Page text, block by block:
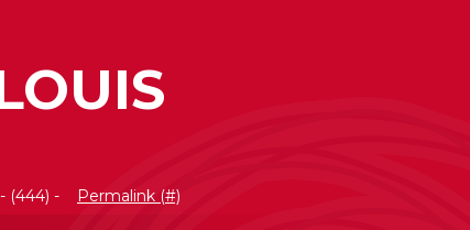
(444) - Permalink (#)